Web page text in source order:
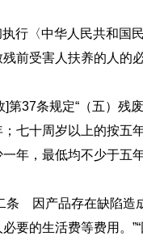
〈中华人民共和国
前受害人扶养的人的
条规定“（五）残
七十周岁以上的按
年，最低均不少于五年
因产品存在缺陷造
要的生活费等费用。